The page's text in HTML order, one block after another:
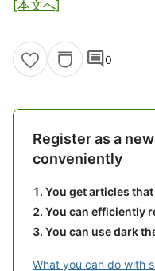
[本文へ]
comment0
Register as a
conveniently
You get articles
You can efficiently
You can use dark
What you can do with